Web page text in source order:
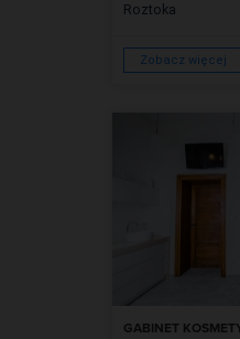
Roztoka
Zobacz więcej
GABINET